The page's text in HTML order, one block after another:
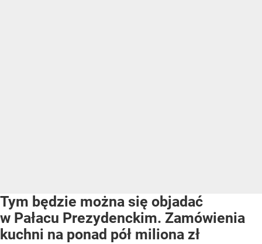
Tym będzie można się objadać
w Pałacu Prezydenckim. Zamówienia
kuchni na ponad pół miliona zł